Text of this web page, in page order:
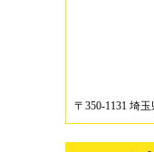
〒350-1131 埼